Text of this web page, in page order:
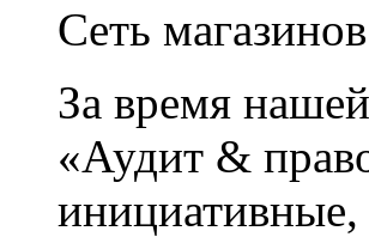
Сеть
За время
«Аудит &